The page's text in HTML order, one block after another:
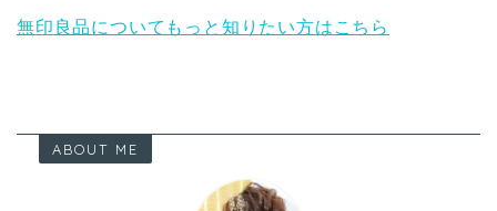
無印良品についてもっと知りたい方はこちら
ABOUT ME